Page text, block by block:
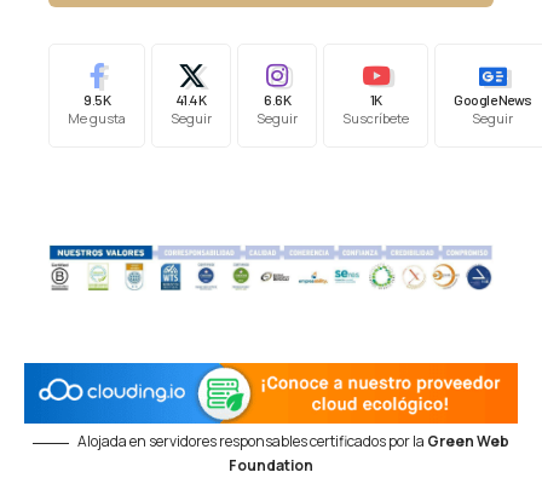
9.5K
Me gusta
41.4K
Seguir
6.6K
Seguir
1K
Suscríbete
Google News
Seguir
Alojada en servidores responsables certificados por la Green Web
Foundation